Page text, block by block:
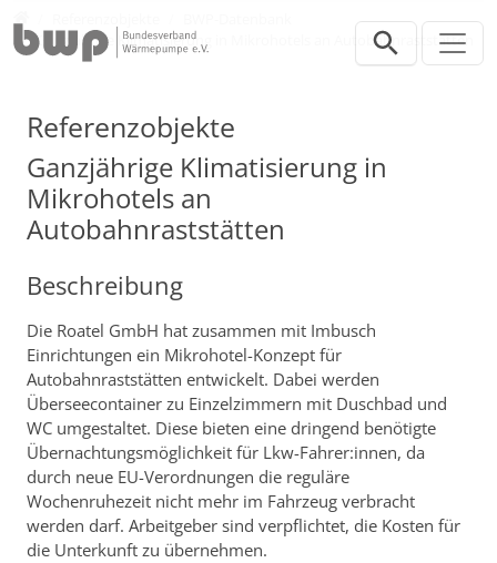
Ganzjährige Klimatisierung in Mikrohotels an Autobahnraststätten
Referenzobjekte
Ganzjährige Klimatisierung in
Mikrohotels an
Autobahnraststätten
Beschreibung
Die Roatel GmbH hat zusammen mit Imbusch
Einrichtungen ein Mikrohotel-Konzept für
Autobahnraststätten entwickelt. Dabei werden
Überseecontainer zu Einzelzimmern mit Duschbad und
WC umgestaltet. Diese bieten eine dringend benötigte
Übernachtungsmöglichkeit für Lkw-Fahrer:innen, da
durch neue EU-Verordnungen die reguläre
Wochenruhezeit nicht mehr im Fahrzeug verbracht
werden darf. Arbeitgeber sind verpflichtet, die Kosten für
die Unterkunft zu übernehmen.